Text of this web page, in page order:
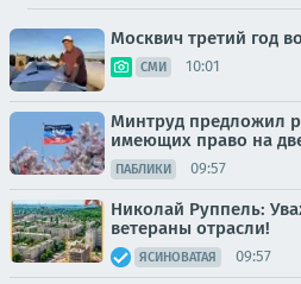
Москвич третий год
СМИ 10:01
Минтруд предложил
имеющих право на
ПАБЛИКИ 09:57
Николай Руппель:
ветераны отрасли!
ЯСИНОВАТАЯ 09:57